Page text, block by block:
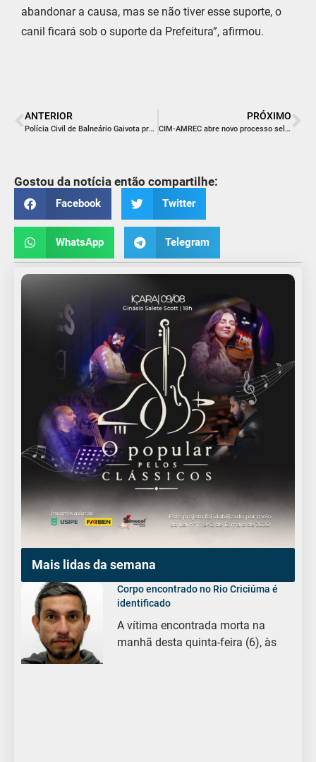
abandonar a causa, mas se não tiver esse suporte, o
canil ficará sob o suporte da Prefeitura”, afirmou.
ANTERIOR
Polícia Civil de Balneário Gaivota prende foragido durante investigação de maus-tratos a animais
PRÓXIMO
CIM-AMREC abre novo processo seletivo para contratação temporária de profissionais
Gostou da notícia então compartilhe:
Facebook Twitter
WhatsApp Telegram
Mais lidas da semana
Corpo encontrado no Rio Criciúma é
identificado
A vítima encontrada morta na
manhã desta quinta-feira (6), às